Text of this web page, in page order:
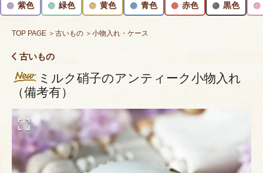
紫色 緑色 黄色 青色 赤色 黒色
TOP PAGE ＞古いもの ＞小物入れ・ケース
古いもの
ミルク硝子のアンティーク小物入れ
（備考有）